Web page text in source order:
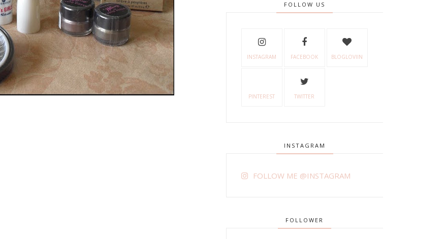
FOLLOW US
INSTAGRAM FACEBOOK BLOGLOVIIN
PINTEREST TWITTER
INSTAGRAM
FOLLOW ME @INSTAGRAM
FOLLOWER